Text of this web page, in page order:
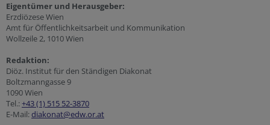
Eigentümer und Herausgeber:
Erzdiözese Wien
Amt für Öffentlichkeitsarbeit und Kommunikation
Wollzeile 2, 1010 Wien
Redaktion:
Diöz. Institut für den Ständigen Diakonat
Boltzmanngasse 9
1090 Wien
Tel.:+43 (1) 515 52-3870
E-Mail:diakonat@edw.or.at